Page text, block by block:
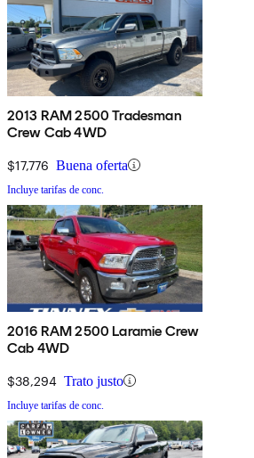
2013 RAM 2500 Tradesman
Crew Cab 4WD
$17,776 Buena oferta
Incluye tarifas de conc.
2016 RAM 2500 Laramie Crew
Cab 4WD
$38,294 Trato justo
Incluye tarifas de conc.